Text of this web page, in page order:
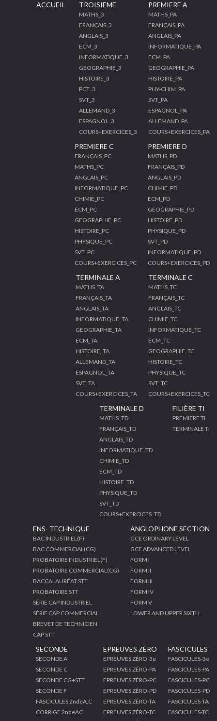
ACCUEIL TROISIEME
MATHS_3
FRANÇAIS_3
ANGLAIS_3
ECM_3
INFORMATIQUE_3
GEOGRAPHIE_3
HISTOIRE_3
PCT_3
SVT_3
ALLEMAND_3
ESPAGNOL_3
COURS+EXERCICES_3
PREMIERE A
MATHS_PA
FRANÇAIS_PA
ANGLAIS_PA
INFORMATIQUE_PA
ECM_PA
GEOGRAPHIE_PA
HISTOIRE_PA
PHY-CHIM_PA
SVT_PA
ESPAGNOL_PA
ALLEMAND_PA
COURS+EXERCICES_PA
PREMIERE C
FRANÇAIS_PC
MATHS_PC
ANGLAIS_PC
INFORMATIQUE_PC
CHIMIE_PC
ECM_PC
GEOGRAPHIE_PC
HISTOIRE_PC
PHYSIQUE_PC
SVT_PC
COURS+EXERCICES_PC
PREMIERE D
MATHS_PD
FRANÇAIS_PD
ANGLAIS_PD
CHIMIE_PD
ECM_PD
GEOGRAPHIE_PD
HISTOIRE_PD
PHYSIQUE_PD
SVT_PD
INFORMATIQUE_PD
COURS+EXERCICES_PD
TERMINALE A
MATHS_TA
FRANÇAIS_TA
ANGLAIS_TA
INFORMATIQUE_TA
GEOGRAPHIE_TA
ECM_TA
HISTOIRE_TA
ALLEMAND_TA
ESPAGNOL_TA
SVT_TA
COURS+EXERCICES_TA
TERMINALE C
MATHS_TC
FRANÇAIS_TC
ANGLAIS_TC
CHIMIE_TC
INFORMATIQUE_TC
ECM_TC
GEOGRAPHIE_TC
HISTOIRE_TC
PHYSIQUE_TC
SVT_TC
COURS+EXERCICES_TC
TERMINALE D
MATHS_TD
FRANÇAIS_TD
ANGLAIS_TD
INFORMATIQUE_TD
CHIMIE_TD
ECM_TD
HISTOIRE_TD
PHYSIQUE_TD
SVT_TD
COURS+EXERCICES_TD
FILIÈRE TI
PREMIERE TI
TERMINALE TI
ENS- TECHNIQUE
BAC INDUSTRIEL(F)
BAC COMMERCIAL(CG)
PROBATOIRE INDUSTRIEL(F)
PROBATOIRE COMMERCIAL(CG)
BACCALAURÉAT STT
PROBATOIRE STT
SÉRIE CAP INDUSTRIEL
SÉRIE CAP COMMERCIAL
BREVET DE TECHNICIEN
CAP STT
ANGLOPHONE SECTION
GCE ORDINARY LEVEL
GCE ADVANCED LEVEL
FORM I
FORM II
FORM III
FORM IV
FORM V
LOWER AND UPPER SIXTH
SECONDE
SECONDE A
SECONDE C
SECONDE CG+STT
SECONDE F
FASCICULES 2ndeA,C
CORRIGE 2ndeAC
EPREUVES ZÉRO
EPREUVES ZÉRO-3e
EPREUVES ZÉRO-PA
EPREUVES ZÉRO-PC
EPREUVES ZÉRO-PD
EPREUVES ZÉRO-TA
EPREUVES ZÉRO-TC
FASCICULES
FASCICULES-3e
FASCICULES-PA
FASCICULES-PC
FASCICULES-PD
FASCICULES-TA
FASCICULES-TC